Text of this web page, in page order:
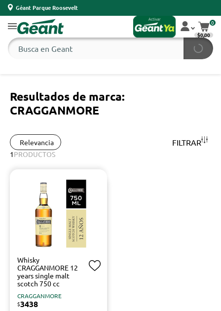
Géant Parque Roosevelt
0
$0,00
Resultados de marca:
CRAGGANMORE
Relevancia FILTRAR
1PRODUCTOS
Whisky
CRAGGANMORE 12
years single malt
scotch 750 cc
CRAGGANMORE
$3438